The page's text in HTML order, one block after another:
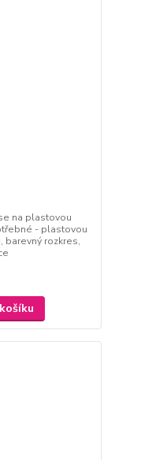
na plastovou
- plastovou
barevný rozkres,